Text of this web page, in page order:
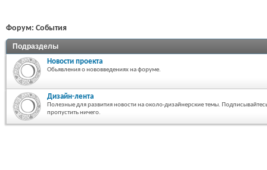
Форум: События
Подразделы
Новости проекта
Обьявления о нововведениях на форуме.
Дизайн-лента
Полезные для развития новости на около-дизайнерские темы.
пропустить ничего.